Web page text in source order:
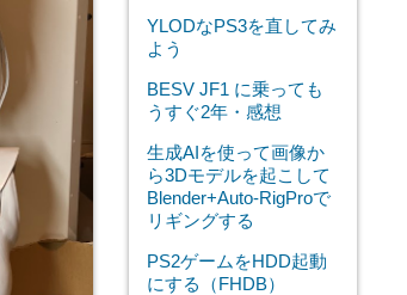
YLODなPS3を直してみ
よう
BESV JF1 に乗っても
うすぐ2年・感想
生成AIを使って画像か
ら3Dモデルを起こして
Blender+Auto-RigProで
リギングする
PS2ゲームをHDD起動
にする（FHDB）